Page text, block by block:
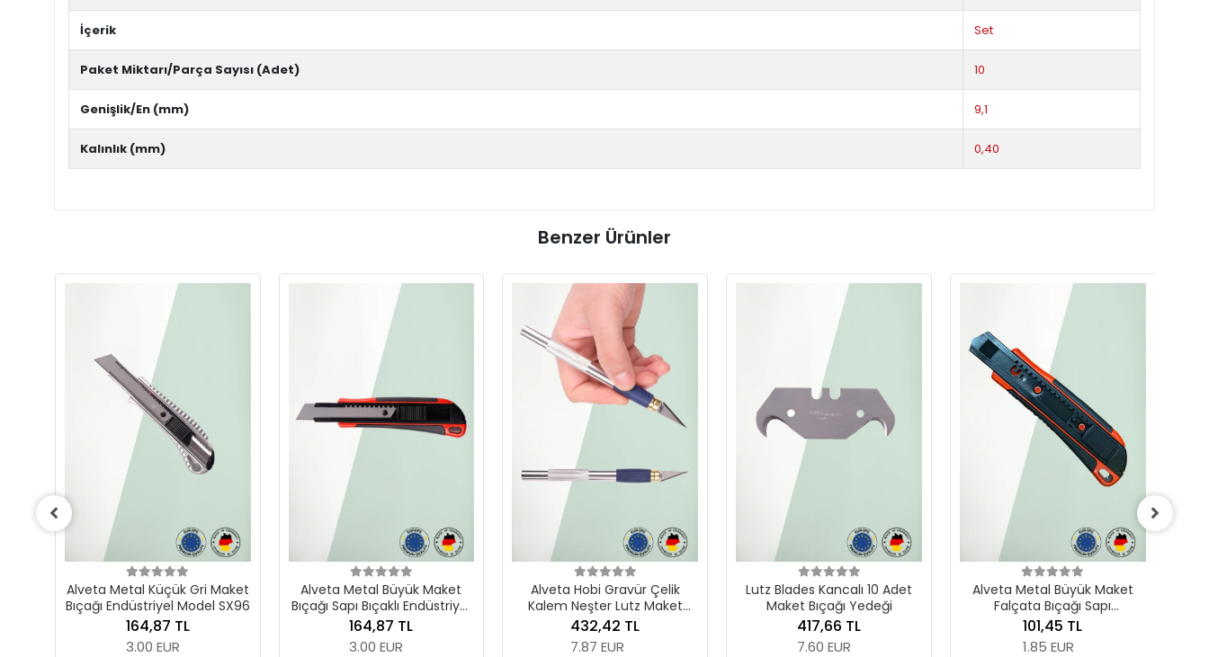
İçerik Set
Paket Miktarı/Parça Sayısı (Adet) 10
Genişlik/En (mm) 9,1
Kalınlık (mm) 0,40
Benzer Ürünler
Alveta Metal Büyük Maket
Bıçağı Sapı Bıçaklı Endüstriyel
Model SX98
164,87 TL
3.00 EUR
Alveta Hobi Gravür Çelik
Kalem Neşter Lutz Maket
Bıçağı
432,42 TL
7.87 EUR
Lutz Blades Kancalı 10 Adet
Maket Bıçağı Yedeği
417,66 TL
7.60 EUR
Alveta Metal Büyük Maket
Falçata Bıçağı Sapı
Endüstriyel Model SX98
101,45 TL
1.85 EUR
Lutz Blades Tek Parça Kırılımlı
18mm Büyük Maket Bıçağı 1
Paket 10 Adet
181,35 TL
3.30 EUR
Adet
Sepete Ekle